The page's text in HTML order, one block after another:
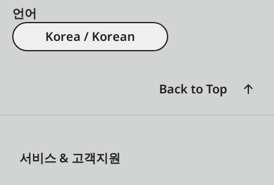
언어
Korea / Korean
Back to Top
서비스 & 고객지원